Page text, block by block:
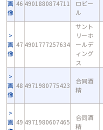
画
像
46 4901880874711
ロビー
ル
画
像
47 4901777257634
サント
リーホ
ールデ
ィング
ス
画
像
48 4971980775423
合同酒
精
画 49 4971980607465
合同酒
精